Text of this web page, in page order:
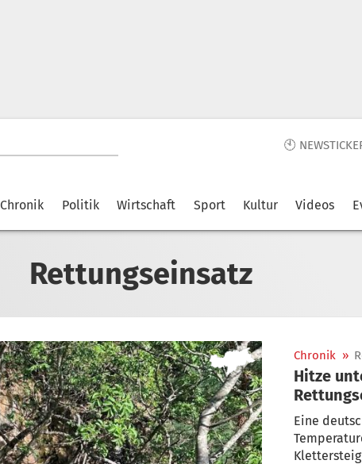
🕙
Chronik Politik Wirtschaft Sport Kultur Videos
Rettungseinsatz
Chronik »
Hitze
Eine